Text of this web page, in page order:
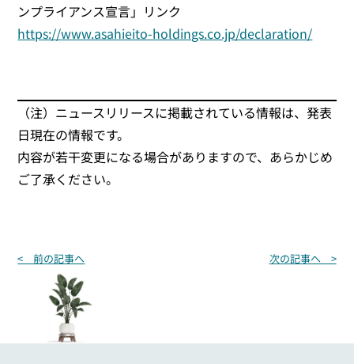
ンプライアンス宣言」リンク
https://www.asahieito-holdings.co.jp/declaration/
（注）ニュースリリースに掲載されている情報は、発表
日現在の情報です。
内容が若干変更になる場合がありますので、あらかじめ
ご了承ください。
投
シ
< 前の記事へ 次の記事へ >